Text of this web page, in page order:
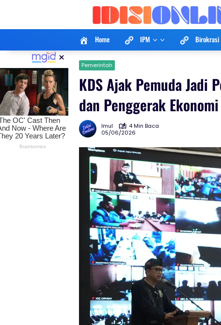
Home IPM Birokrasi
× Pemerintah
KDS Ajak Pemuda Jadi
dan Penggerak Ekonomi
Imul
4 Min Baca
05/06/2026